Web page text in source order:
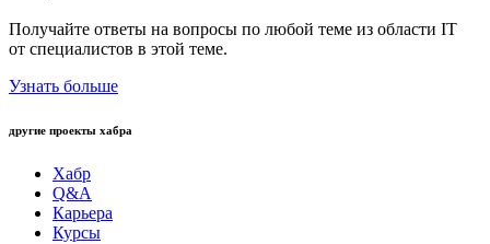
Получайте ответы на вопросы по любой теме из области IT
от специалистов в этой теме.
Узнать больше
другие проекты хабра
Хабр
Q&A
Карьера
Курсы